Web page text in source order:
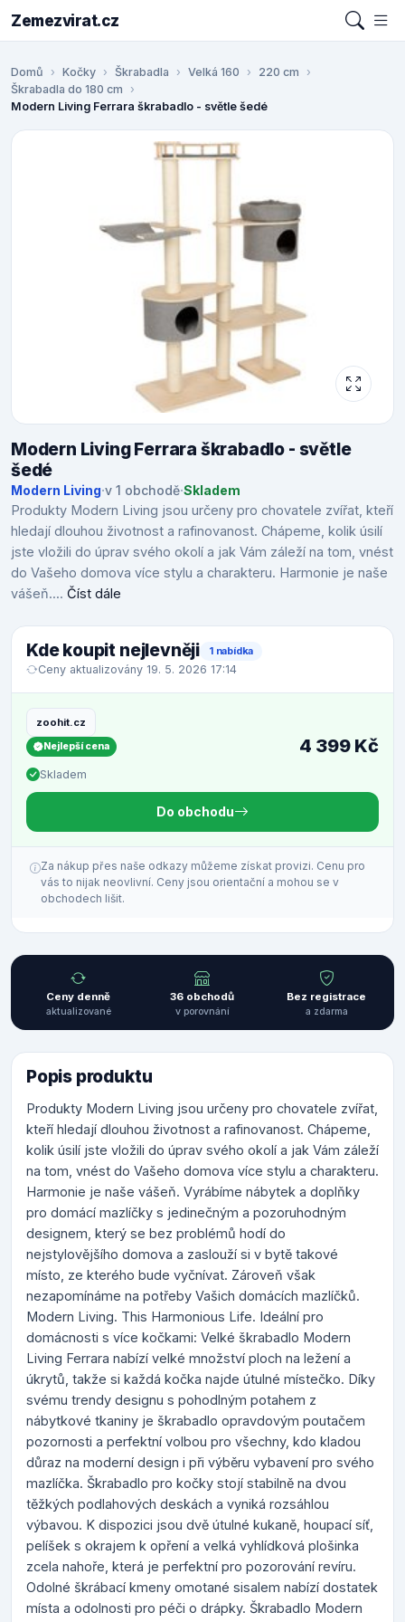
Zemezvirat.cz
Domů Kočky Škrabadla Velká 160
220 cm
Škrabadla do 180 cm
Modern Living Ferrara škrabadlo - světle šedé
Modern Living Ferrara škrabadlo - světle
šedé
Modern Living·v 1 obchodě·Skladem
Produkty Modern Living jsou určeny pro chovatele zvířat, kteří
hledají dlouhou životnost a rafinovanost. Chápeme, kolik úsilí
jste vložili do úprav svého okolí a jak Vám záleží na tom, vnést
do Vašeho domova více stylu a charakteru. Harmonie je naše
vášeň.... Číst dále
Kde koupit nejlevněji 1 nabídka
Ceny aktualizovány 19. 5. 2026 17:14
zoohit.cz
Nejlepší cena
Skladem
4 399 Kč
Do obchodu
Za nákup přes naše odkazy můžeme získat provizi. Cenu pro
vás to nijak neovlivní. Ceny jsou orientační a mohou se v
obchodech lišit.
Ceny denně
aktualizované
36 obchodů
v porovnání
Bez registrace
a zdarma
Popis produktu
Produkty Modern Living jsou určeny pro chovatele zvířat,
kteří hledají dlouhou životnost a rafinovanost. Chápeme,
kolik úsilí jste vložili do úprav svého okolí a jak Vám záleží
na tom, vnést do Vašeho domova více stylu a charakteru.
Harmonie je naše vášeň. Vyrábíme nábytek a doplňky
pro domácí mazlíčky s jedinečným a pozoruhodným
designem, který se bez problémů hodí do
nejstylovějšího domova a zaslouží si v bytě takové
místo, ze kterého bude vyčnívat. Zároveň však
nezapomínáme na potřeby Vašich domácích mazlíčků.
Modern Living. This Harmonious Life. Ideální pro
domácnosti s více kočkami: Velké škrabadlo Modern
Living Ferrara nabízí velké množství ploch na ležení a
úkrytů, takže si každá kočka najde útulné místečko. Díky
svému trendy designu s pohodlným potahem z
nábytkové tkaniny je škrabadlo opravdovým poutačem
pozornosti a perfektní volbou pro všechny, kdo kladou
důraz na moderní design i při výběru vybavení pro svého
mazlíčka. Škrabadlo pro kočky stojí stabilně na dvou
těžkých podlahových deskách a vyniká rozsáhlou
výbavou. K dispozici jsou dvě útulné kukaně, houpací síť,
pelíšek s okrajem k opření a velká vyhlídková plošinka
zcela nahoře, která je perfektní pro pozorování revíru.
Odolné škrábací kmeny omotané sisalem nabízí dostatek
místa a odolnosti pro péči o drápky. Škrabadlo Modern